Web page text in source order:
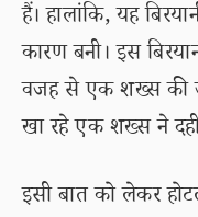
हैं। हालांकि, यह
कारण बनी। इस
वजह से एक शख्स की
खा रहे एक शख्स ने दही
इसी बात को लेकर